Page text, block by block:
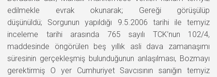
edilmekle evrak okunarak; Gereği görüşülüp
düşünüldü; Sorgunun yapıldığı 9.5.2006 tarihi ile temyiz
inceleme tarihi arasında 765 sayılı TCK’nun 102/4,
maddesinde öngörülen beş yıllık asli dava zamanaşımı
süresinin gerçekleşmiş bulunduğunun anlaşılması, Bozmayı
gerektirmiş O yer Cumhuriyet Savcısının sanığın temyiz